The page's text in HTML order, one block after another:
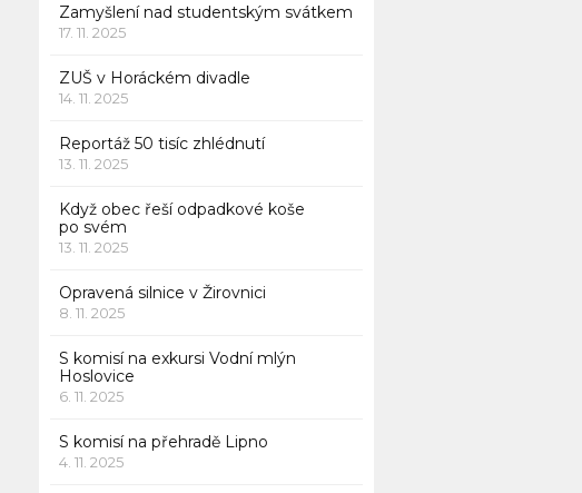
Zamyšlení nad studentským svátkem
17. 11. 2025
ZUŠ v Horáckém divadle
14. 11. 2025
Reportáž 50 tisíc zhlédnutí
13. 11. 2025
Když obec řeší odpadkové koše
po svém
13. 11. 2025
Opravená silnice v Žirovnici
8. 11. 2025
S komisí na exkursi Vodní mlýn
Hoslovice
6. 11. 2025
S komisí na přehradě Lipno
4. 11. 2025